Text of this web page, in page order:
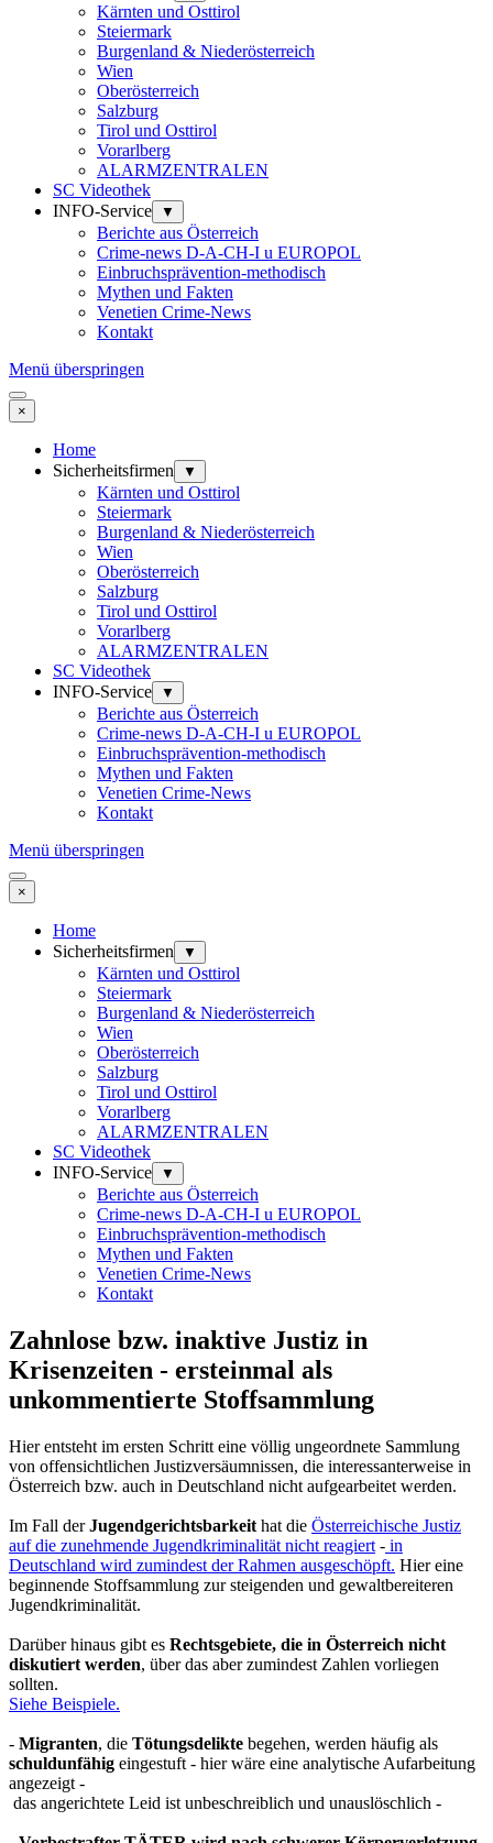
Kärnten und Osttirol
Steiermark
Burgenland & Niederösterreich
Wien
Oberösterreich
Salzburg
Tirol und Osttirol
Vorarlberg
ALARMZENTRALEN
SC Videothek
INFO-Service
▼
Berichte aus Österreich
Crime-news D-A-CH-I u EUROPOL
Einbruchsprävention-methodisch
Mythen und Fakten
Venetien Crime-News
Kontakt
Menü überspringen
×
Home
Sicherheitsfirmen
▼
Kärnten und Osttirol
Steiermark
Burgenland & Niederösterreich
Wien
Oberösterreich
Salzburg
Tirol und Osttirol
Vorarlberg
ALARMZENTRALEN
SC Videothek
INFO-Service
▼
Berichte aus Österreich
Crime-news D-A-CH-I u EUROPOL
Einbruchsprävention-methodisch
Mythen und Fakten
Venetien Crime-News
Kontakt
Menü überspringen
×
Home
Sicherheitsfirmen
▼
Kärnten und Osttirol
Steiermark
Burgenland & Niederösterreich
Wien
Oberösterreich
Salzburg
Tirol und Osttirol
Vorarlberg
ALARMZENTRALEN
SC Videothek
INFO-Service
▼
Berichte aus Österreich
Crime-news D-A-CH-I u EUROPOL
Einbruchsprävention-methodisch
Mythen und Fakten
Venetien Crime-News
Kontakt
Zahnlose bzw. inaktive Justiz in
Krisenzeiten - ersteinmal als
unkommentierte Stoffsammlung
Hier entsteht im ersten Schritt eine völlig ungeordnete Sammlung
von offensichtlichen Justizversäumnissen, die interessanterweise in
Österreich bzw. auch in Deutschland nicht aufgearbeitet werden.
Im Fall derJugendgerichtsbarkeit hat die Österreichische Justiz
auf die zunehmende Jugendkriminalität nicht reagiert - in
Deutschland wird zumindest der Rahmen ausgeschöpft. Hier eine
beginnende Stoffsammlung zur steigenden und gewaltbereiteren
Jugendkriminalität.
Darüber hinaus gibt es Rechtsgebiete, die in Österreich nicht
diskutiert werden, über das aber zumindest Zahlen vorliegen
sollten.
Siehe Beispiele.
- Migranten, die Tötungsdelikte begehen, werden häufig als
schuldunfähig eingestuft - hier wäre eine analytische Aufarbeitung
angezeigt -
das angerichtete Leid ist unbeschreiblich und unauslöschlich -